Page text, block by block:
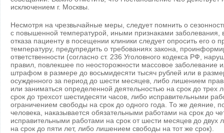
исключением г. Москвы.
Несмотря на чрезвычайные меры, следует помнить о
с повышенной температурой, иными признаками заболевания,
отказа пациенту в посещении клиники следует опросить его о
температуру, предупредить о требованиях закона,
ответственности (согласно ст. 236 Уголовного кодекса РФ,
правил, повлекшее по неосторожности массовое заболевание
штрафом в размере до восьмидесяти тысяч рублей или в
осужденного за период до шести месяцев, либо лишением
или заниматься определенной деятельностью на срок до трех
срок до трехсот шестидесяти часов, либо исправительными
ограничением свободы на срок до одного года. То же деяние,
человека, наказывается обязательными работами на срок до
исправительными работами на срок от шести месяцев до двух
на срок до пяти лет, либо лишением свободы на тот же срок).